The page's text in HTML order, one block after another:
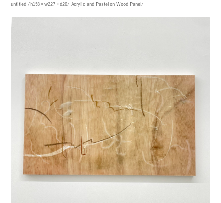
untitled /h158×w227×d20/Acrylic and Pastel on Wood Panel/